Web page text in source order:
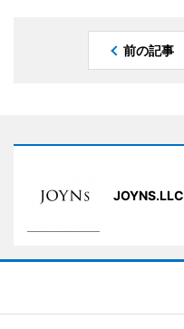
前の記事
JOYNS.LLC